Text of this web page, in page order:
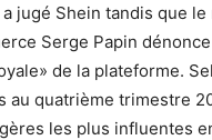
jugé Shein tandis que le
Serge Papin
de la plateforme.
au quatrième trimestre
les plus influentes